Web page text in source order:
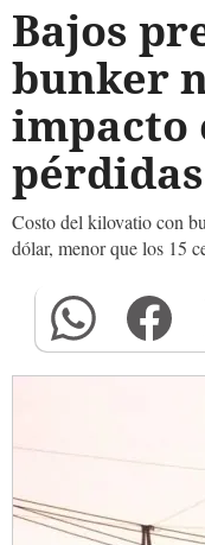
Bajos
bunker
impacto
Costo del kilovatio con
dólar, menor que los 15